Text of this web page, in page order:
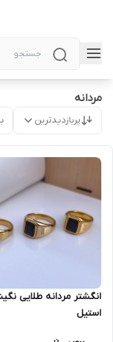
مردانه
پربازدیدترین
انگشتر مردانه طلایی
استیل